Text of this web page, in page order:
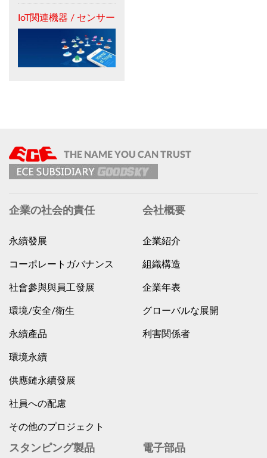
IoT関連機器 / センサー
企業の社会的責任
永續發展
コーポレートガバナンス
社會參與與員工發展
環境/安全/衛生
永續產品
環境永續
供應鏈永續發展
社員への配慮
その他のプロジェクト
会社概要
企業紹介
組織構造
企業年表
グローバルな展開
利害関係者
スタンピング製品 電子部品